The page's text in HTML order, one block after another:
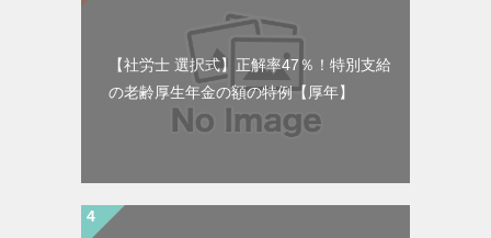
【社労士 選択式】正解率47％！特別支給
の老齢厚生年金の額の特例【厚年】